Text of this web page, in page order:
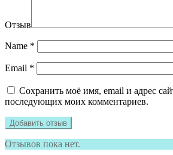
Отзыв
Name *
Email *
Сохранить моё имя, email и адрес
последующих моих комментариев.
Отзывов пока нет.